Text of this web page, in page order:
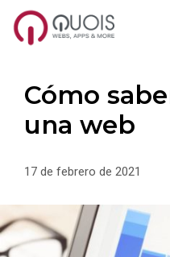
Saltar
contenidoCómo
una web
17 de febrero de 2021